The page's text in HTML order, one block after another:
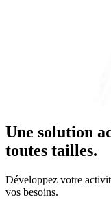
Une solution
toutes tailles.
Développez votre
vos besoins.